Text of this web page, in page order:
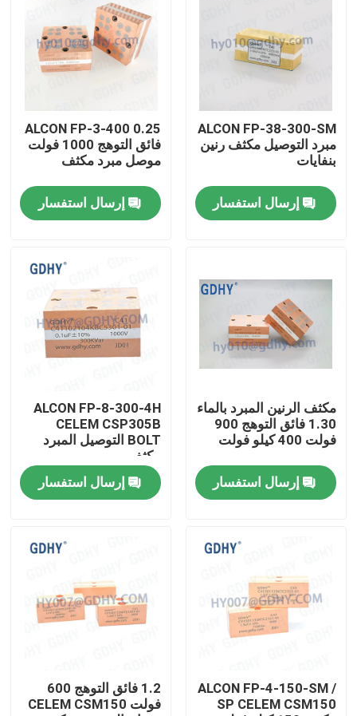
منتجات
معلومات عنا
جولة في المعمل
تبريد مكثف تبريد
مكثف MKP X2
ALCON FP-38-300-SM
​​مبرد التوصيل مكثف رنين
بنفايات
إرسال استفسار
ALCON FP-3-400 0.25
فائق التوهج 1000 فولت
موصل مبرد مكثف
إرسال استفسار
مكثف الرنين المبرد بالماء
1.30 فائق التوهج 900
فولت 400 كيلو فولت
إرسال استفسار
ALCON FP-8-300-4H
CELEM CSP305B
BOLT التوصيل المبرد
مكثف
إرسال استفسار
ALCON FP-4-150-SM /
SP CELEM CSM150
1.2 فائق التوهج 600
فولت CELEM CSM150